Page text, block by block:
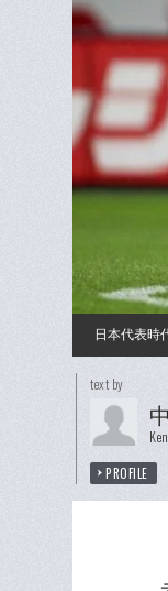
日本代表時
text by
PROFILE